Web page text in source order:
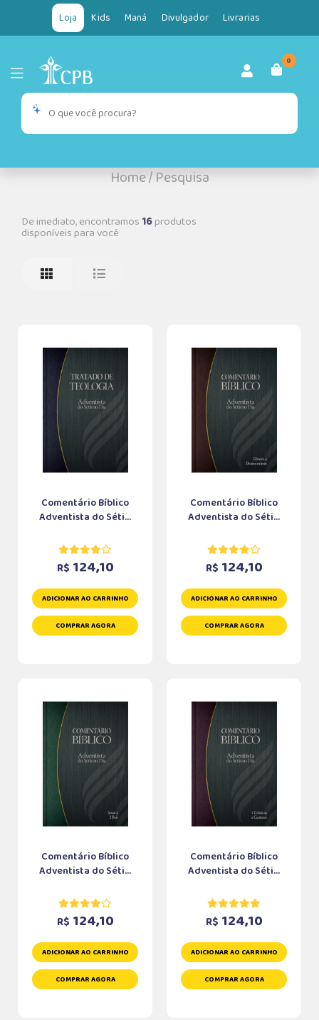
Loja Kids Maná Divulgador Livrarias
0
Home/Pesquisa
De imediato, encontramos 16produtos
disponíveis para você
Comentário Bíblico
Adventista do Séti...
R$ 124,10
ADICIONAR AO CARRINHO
COMPRAR AGORA
Comentário Bíblico
Adventista do Séti...
R$ 124,10
ADICIONAR AO CARRINHO
COMPRAR AGORA
Comentário Bíblico
Adventista do Séti...
R$ 124,10
ADICIONAR AO CARRINHO
COMPRAR AGORA
Comentário Bíblico
Adventista do Séti...
R$ 124,10
ADICIONAR AO CARRINHO
COMPRAR AGORA